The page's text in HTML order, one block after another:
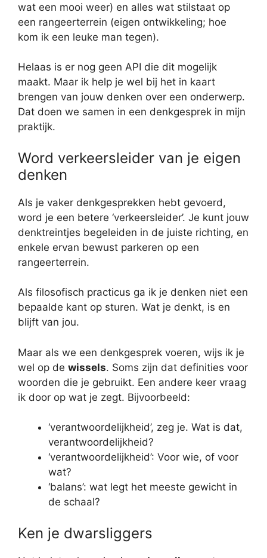
wat een mooi weer) en alles wat stilstaat op
een rangeerterrein (eigen ontwikkeling; hoe
kom ik een leuke man tegen).
Helaas is er nog geen API die dit mogelijk
maakt. Maar ik help je wel bij het in kaart
brengen van jouw denken over een onderwerp.
Dat doen we samen in een denkgesprek in mijn
praktijk.
Word verkeersleider van je eigen
denken
Als je vaker denkgesprekken hebt gevoerd,
word je een betere ‘verkeersleider’. Je kunt jouw
denktreintjes begeleiden in de juiste richting, en
enkele ervan bewust parkeren op een
rangeerterrein.
Als filosofisch practicus ga ik je denken niet een
bepaalde kant op sturen. Wat je denkt, is en
blijft van jou.
Maar als we een denkgesprek voeren, wijs ik je
wel op de wissels. Soms zijn dat definities voor
woorden die je gebruikt. Een andere keer vraag
ik door op wat je zegt. Bijvoorbeeld:
‘verantwoordelijkheid’, zeg je. Wat is dat,
verantwoordelijkheid?
‘verantwoordelijkheid’: Voor wie, of voor
wat?
‘balans’: wat legt het meeste gewicht in
de schaal?
Ken je dwarsliggers